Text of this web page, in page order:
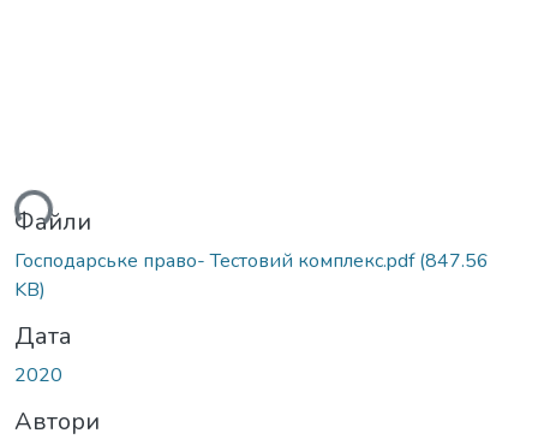
Файли
Господарське право- Тестовий комплекс.pdf(847.56
KB)
Дата
2020
Автори